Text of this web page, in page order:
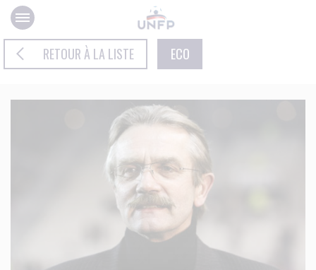
Panneau de gestion des cookies
RETOUR À LA LISTE ECO